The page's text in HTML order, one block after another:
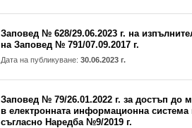
Заповед № 628/29.06.2023 г. на
на Заповед № 791/07.09.2017 г.
Дата на публикуване: 30.06.2023 г.
Заповед № 79/26.01.2022 г. за достъп до
в електронната информационна система
съгласно Наредба №9/2019 г.